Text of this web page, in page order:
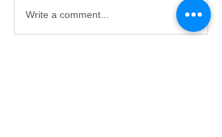
Write a comment...